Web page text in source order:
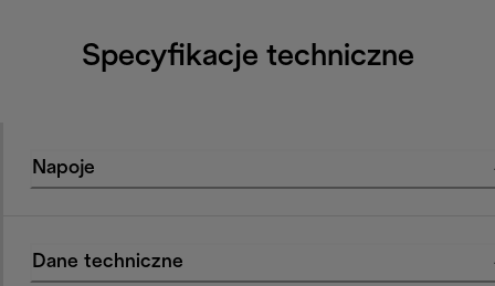
Specyfikacje techniczne
Napoje
Dane techniczne